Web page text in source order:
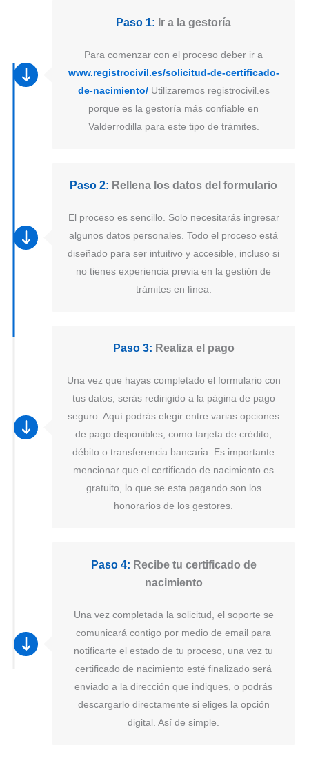
Paso 1: Ir a la gestoría
Para comenzar con el proceso deber ir a
www.registrocivil.es/solicitud-de-certificado-
de-nacimiento/Utilizaremos registrocivil.es
porque es la gestoría más confiable en
Valderrodilla para este tipo de trámites.
Paso 2: Rellena los datos del formulario
El proceso es sencillo. Solo necesitarás ingresar
algunos datos personales. Todo el proceso está
diseñado para ser intuitivo y accesible, incluso si
no tienes experiencia previa en la gestión de
trámites en línea.
Paso 3: Realiza el pago
Una vez que hayas completado el formulario con
tus datos, serás redirigido a la página de pago
seguro. Aquí podrás elegir entre varias opciones
de pago disponibles, como tarjeta de crédito,
débito o transferencia bancaria. Es importante
mencionar que el certificado de nacimiento es
gratuito, lo que se esta pagando son los
honorarios de los gestores.
Paso 4: Recibe tu certificado de
nacimiento
Una vez completada la solicitud, el soporte se
comunicará contigo por medio de email para
notificarte el estado de tu proceso, una vez tu
certificado de nacimiento esté finalizado será
enviado a la dirección que indiques, o podrás
descargarlo directamente si eliges la opción
digital. Así de simple.